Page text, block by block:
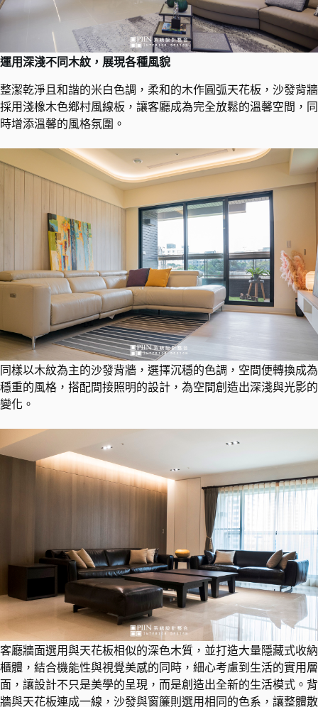
運用深淺不同木紋，展現各種風貌
整潔乾淨且和諧的米白色調，柔和的木作圓弧天花板，沙發背牆
採用淺橡木色鄉村風線板，讓客廳成為完全放鬆的溫馨空間，同
時增添溫馨的風格氛圍。
同樣以木紋為主的沙發背牆，選擇沉穩的色調，空間便轉換成為
穩重的風格，搭配間接照明的設計，為空間創造出深淺與光影的
變化。
客廳牆面選用與天花板相似的深色木質，並打造大量隱藏式收納
櫃體，結合機能性與視覺美感的同時，細心考慮到生活的實用層
面，讓設計不只是美學的呈現，而是創造出全新的生活模式。背
牆與天花板連成一線，沙發與窗簾則選用相同的色系，讓整體散